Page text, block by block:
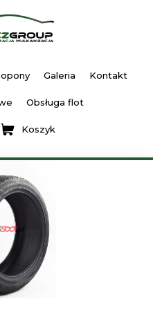
Galeria Kontakt
Obsługa flot
Koszyk